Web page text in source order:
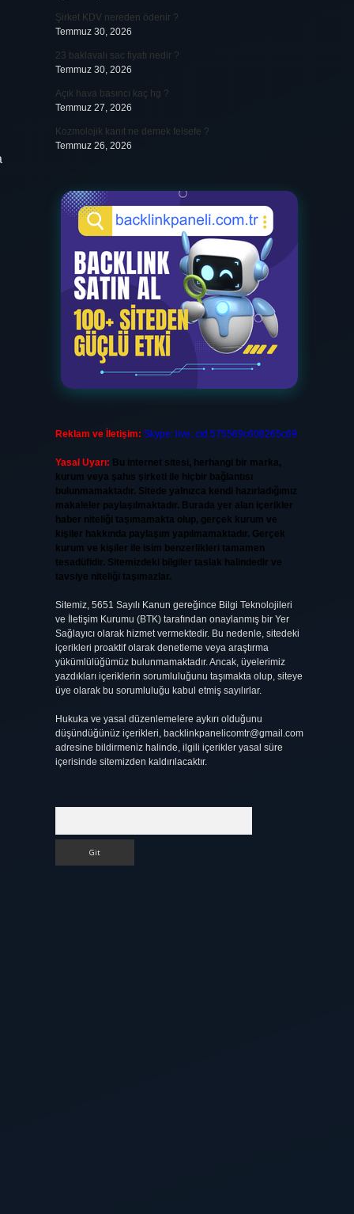
Şirket KDV nereden ödenir ?
Temmuz 30, 2026
23 baklavalı sac fiyatı nedir ?
Temmuz 30, 2026
Açık hava basıncı kaç hg ?
Temmuz 27, 2026
Kozmolojik kanıt ne demek felsefe ?
Temmuz 26, 2026
Reklam ve İletişim: Skype: live:.cid.575569c608265c69
Yasal Uyarı: Bu internet sitesi, herhangi bir marka,
kurum veya şahıs şirketi ile hiçbir bağlantısı
bulunmamaktadır. Sitede yalnızca kendi hazırladığımız
makaleler paylaşılmaktadır. Burada yer alan içerikler
haber niteliği taşımamakta olup, gerçek kurum ve
kişiler hakkında paylaşım yapılmamaktadır. Gerçek
kurum ve kişiler ile isim benzerlikleri tamamen
tesadüfidir. Sitemizdeki bilgiler taslak halindedir ve
tavsiye niteliği taşımazlar.
Sitemiz, 5651 Sayılı Kanun gereğince Bilgi Teknolojileri
ve İletişim Kurumu (BTK) tarafından onaylanmış bir Yer
Sağlayıcı olarak hizmet vermektedir. Bu nedenle, sitedeki
içerikleri proaktif olarak denetleme veya araştırma
yükümlülüğümüz bulunmamaktadır. Ancak, üyelerimiz
yazdıkları içeriklerin sorumluluğunu taşımakta olup, siteye
üye olarak bu sorumluluğu kabul etmiş sayılırlar.
Hukuka ve yasal düzenlemelere aykırı olduğunu
düşündüğünüz içerikleri, backlinkpanelicomtr@gmail.com
adresine bildirmeniz halinde, ilgili içerikler yasal süre
içerisinde sitemizden kaldırılacaktır.